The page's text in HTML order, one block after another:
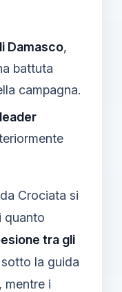
Damasco,
battuta
campagna.
Crociata si
quanto
tra gli
la guida
mentre i